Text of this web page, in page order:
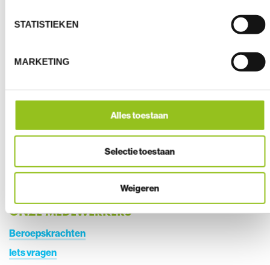
STATISTIEKEN
MARKETING
Alles toestaan
Selectie toestaan
Weigeren
verstuur hier je vraag of info. Het komt bij de juiste
CONTACT
ONZE MEDEWERKERS
Beroepskrachten
Iets vragen